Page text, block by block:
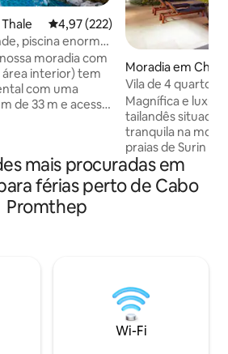
Classificação média de 4,97 em
4,97 (222)
piscina enorme.
moradia com
área interior) tem
com uma
de 33 m e acesso
ampla e terraços
A praia de Surin
nas proximidades
clubes de praia,
Moradia em
Vila de 4 quartos
topo da colina,
Magnífica e
tailandês situada
tranquila na
praias de Surin e
oeste de Phuket.
interior, 4
banheiros
apenas 10
manhã incluído e
para o aeroporto.
mais procuradas em
férias perto de Cabo
Promthep
Wi-Fi